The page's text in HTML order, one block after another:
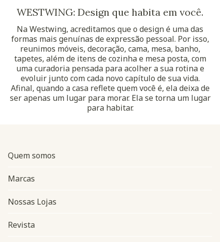
WESTWING: Design que habita em você.
Na Westwing, acreditamos que o design é uma das
formas mais genuínas de expressão pessoal. Por isso,
reunimos móveis, decoração, cama, mesa, banho,
tapetes, além de itens de cozinha e mesa posta, com
uma curadoria pensada para acolher a sua rotina e
evoluir junto com cada novo capítulo de sua vida.
Afinal, quando a casa reflete quem você é, ela deixa de
ser apenas um lugar para morar. Ela se torna um lugar
para habitar.
Quem somos
Marcas
Nossas Lojas
Revista